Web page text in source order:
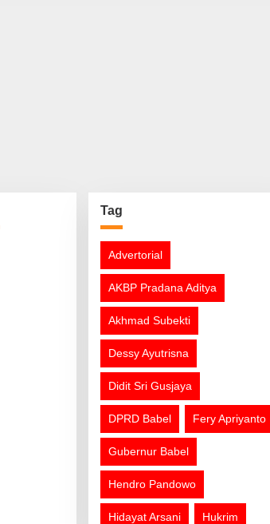
Tag
Advertorial
AKBP Pradana Aditya
Akhmad Subekti
Dessy Ayutrisna
Didit Sri Gusjaya
DPRD Babel Fery Apriyanto
Gubernur Babel
Hendro Pandowo
Hidayat Arsani Hukrim